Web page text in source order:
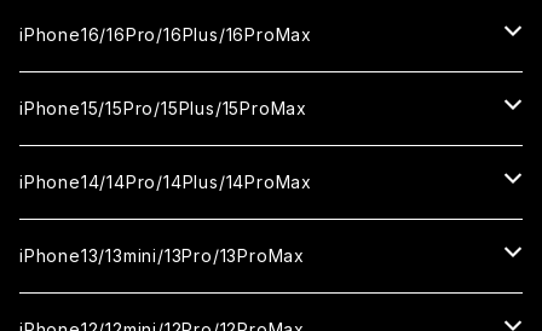
セラミックフィルム
ガラスフィルム
セラミックフィルム
iPhone17proMax
ガラスフィルム
セラミックフィルム
セラミックフィルム
カメラ用フィルム
ガラスフィルム
セラミックフィルム
カメラ用フィルム
iPhone16/16Pro/16Plus/16ProMax
iPhone16
ガラスフィルム
セラミックフィルム
iPhone16Pro
ガラスフィルム
セラミックフィルム
iPhone16Plus
ガラスフィルム
iPhone15/15Pro/15Plus/15ProMax
iPhone15
ガラスフィルム
セラミックフィルム
iPhone15Pro
ガラスフィルム
iPhone14/14Pro/14Plus/14ProMax
iPhone14
ガラスフィルム
iPhone13/13mini/13Pro/13ProMax